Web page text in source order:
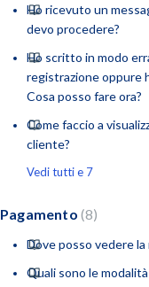
Ho ricevuto un
devo procedere?
Ho scritto in modo
registrazione oppure
Cosa posso fare ora?
Come faccio a
cliente?
Vedi tutti e 7
Pagamento 8
Dove posso vedere la
Quali sono le